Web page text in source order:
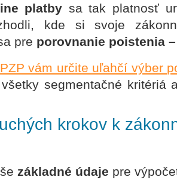
platby sa tak platnosť
kde si svoje
pre porovnanie poistenia
vám určite uľahčí výber
segmentačné kritériá
krokov k
základné údaje pre